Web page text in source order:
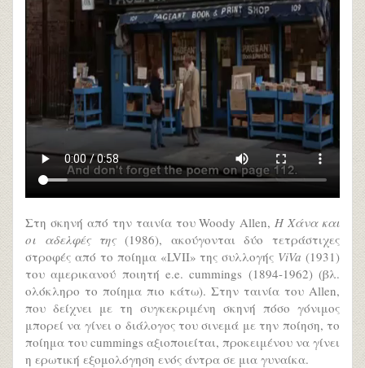
Στη σκηνή από την ταινία του Woody Allen, Η Χάνα και
οι αδελφές της(1986), ακούγονται δύο τετράστιχες
στροφές από το ποίημα «LVII» της συλλογής ViVa (1931)
του αμερικανού ποιητή e.e. cummings (1894-1962) (βλ.
ολόκληρο το ποίημα πιο κάτω). Στην ταινία του Allen,
που δείχνει με τη συγκεκριμένη σκηνή πόσο γόνιμος
μπορεί να γίνει ο διάλογος του σινεμά με την ποίηση, το
ποίημα του cummings αξιοποιείται, προκειμένου να γίνει
η ερωτική εξομολόγηση ενός άντρα σε μια γυναίκα.